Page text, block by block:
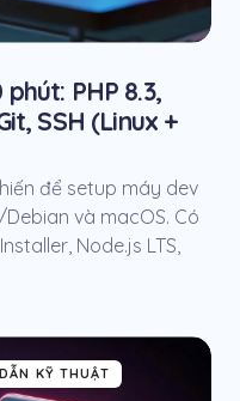
PHP 8.3,
SSH (Linux +
để setup máy dev
và macOS. Có
Node.js LTS,
KỸ THUẬT